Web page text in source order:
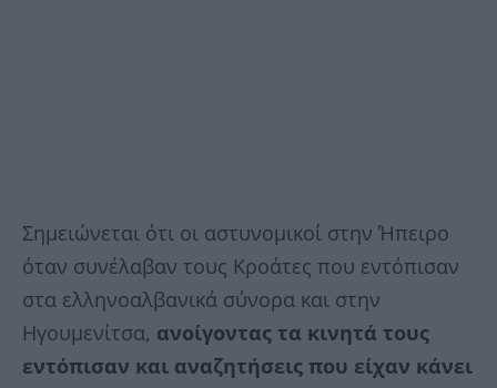
Σημειώνεται ότι οι αστυνομικοί στην Ήπειρο
όταν συνέλαβαν τους Κροάτες που εντόπισαν
στα ελληνοαλβανικά σύνορα και στην
Ηγουμενίτσα, ανοίγοντας τα κινητά τους
εντόπισαν και αναζητήσεις που είχαν κάνει